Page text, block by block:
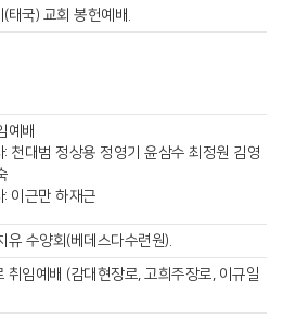
태국) 교회 봉헌예배.
예배
: 천대범 정상용 정영기 윤삼수 최정원 김영
: 이근만 하재근
유 수양회(베데스다수련원).
취임예배 (감대현장로, 고희주장로, 이규일